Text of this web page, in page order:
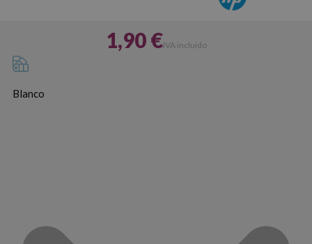
1,90 €IVA incluido
Blanco